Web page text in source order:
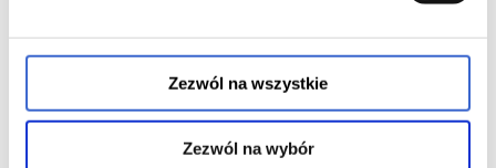
Zezwól na wszystkie
Zezwól na wybór
Bardzo często występujące działania
niepożądane (mogą wystąpić częściej niż u 1
na 10 pacjentów)
ból, zaczerwienienie lub grudki w miejscu